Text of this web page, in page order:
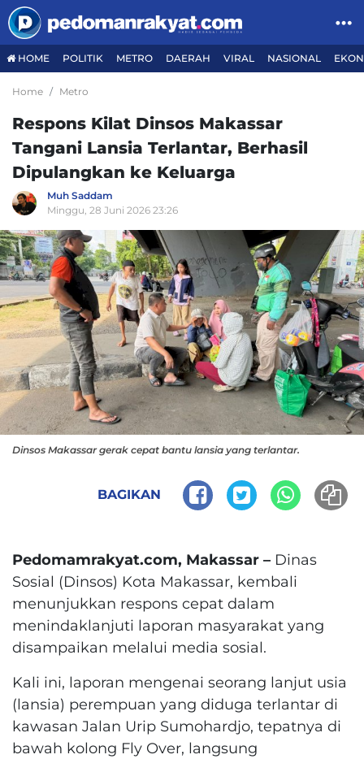
HOME POLITIK METRO DAERAH VIRAL NASIONAL
Home Metro
Respons Kilat Dinsos Makassar
Tangani Lansia Terlantar, Berhasil
Dipulangkan ke Keluarga
Muh Saddam
Minggu, 28 Juni 2026 23:26
Dinsos Makassar gerak cepat bantu lansia yang terlantar.
BAGIKAN
Pedomamrakyat.com, Makassar – Dinas
Sosial (Dinsos) Kota Makassar, kembali
menunjukkan respons cepat dalam
menindaklanjuti laporan masyarakat yang
disampaikan melalui media sosial.
Kali ini, laporan mengenai seorang lanjut usia
(lansia) perempuan yang diduga terlantar di
kawasan Jalan Urip Sumohardjo, tepatnya di
bawah kolong Fly Over, langsung